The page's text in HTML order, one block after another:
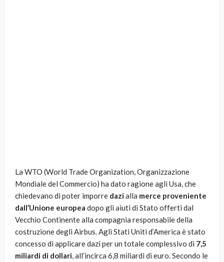
La WTO (World Trade Organization, Organizzazione
Mondiale del Commercio) ha dato ragione agli Usa, che
chiedevano di poter imporre dazialla merce proveniente
dall’Unione europea dopo gli aiuti di Stato offerti dal
Vecchio Continente alla compagnia responsabile della
costruzione degli Airbus. Agli Stati Uniti d’America è stato
concesso di applicare dazi per un totale complessivo di 7,5
miliardi di dollari, all’incirca 6,8 miliardi di euro. Secondo le